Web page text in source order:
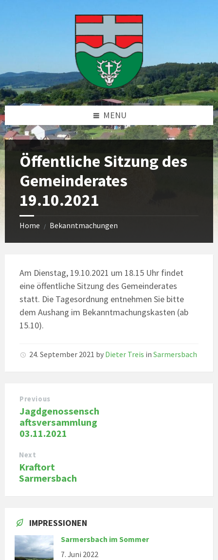
MENU
Öffentliche Sitzung des
Gemeinderates
19.10.2021
Home / Bekanntmachungen
Am Dienstag, 19.10.2021 um 18.15 Uhr findet
eine öffentliche Sitzung des Gemeinderates
statt. Die Tagesordnung entnehmen Sie bitte
dem Aushang im Bekanntmachungskasten (ab
15.10).
24. September 2021 by Dieter Treis in Sarmersbach
Previous
Jagdgenossensch
aftsversammlung
03.11.2021
Next
Kraftort
Sarmersbach
IMPRESSIONEN
Sarmersbach im Sommer
7. Juni 2022